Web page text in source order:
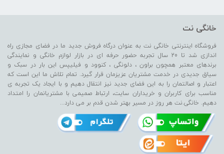
خانگی نت
فروشگاه اینترنتی خانگی نت به عنوان درگاه فروش جدید ما در فضای مجازی راه
اندازی شد تا 20 سال تجربه حضور حرفه ای در بازار لوازم خانگی و نمایندگی
برندهای معتبر همچون براون ، دلونگی ، کنوود و فیلیپس این بار در سبک و
سیاق جدیدی در خدمت مشتریان عزیزمان قرار گیرد. تمام تلاش ما این است که
اعتبار و اصالتمان را به این فضای جدید نیز انتقال دهیم و با ایجاد یک تجربه ی
مناسب برای کاربران و خریداران سایت، ارتباط صمیمی با مشتریانمان را امتداد
دهیم. خانگی.نت هر روز در مسیر بهتر شدن قدم بر می دارد...